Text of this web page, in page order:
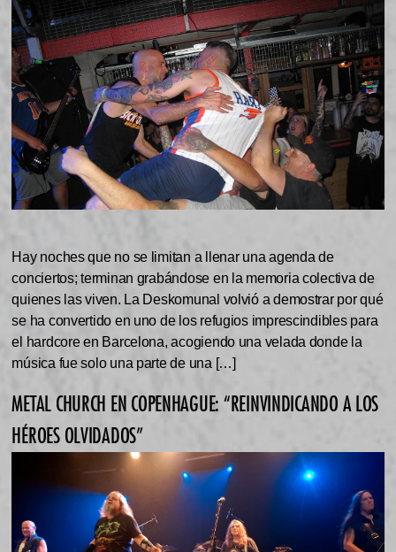
Hay noches que no se limitan a llenar una agenda de
conciertos; terminan grabándose en la memoria colectiva de
quienes las viven. La Deskomunal volvió a demostrar por qué
se ha convertido en uno de los refugios imprescindibles para
el hardcore en Barcelona, acogiendo una velada donde la
música fue solo una parte de una […]
METAL CHURCH EN COPENHAGUE: “REINVINDICANDO A LOS
HÉROES OLVIDADOS”